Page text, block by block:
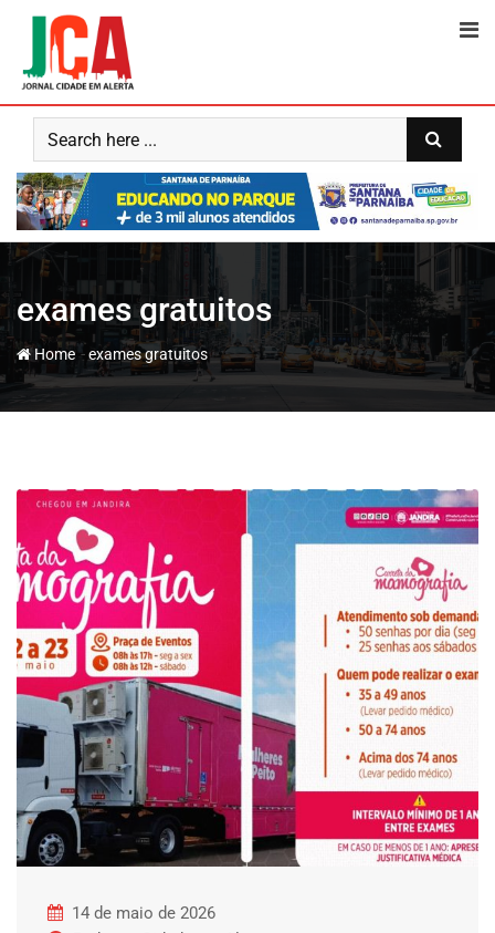
content
exames gratuitos
Home-exames gratuitos
14 de maio de 2026